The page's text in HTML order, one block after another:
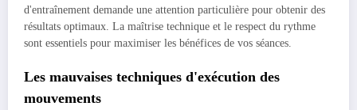
d'entraînement demande une attention particulière pour obtenir des
résultats optimaux. La maîtrise technique et le respect du rythme
sont essentiels pour maximiser les bénéfices de vos séances.
Les mauvaises techniques d'exécution des
mouvements